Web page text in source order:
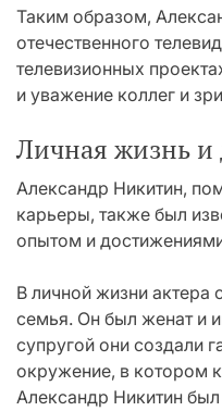
Таким образом,
отечественного
телевизионных
и уважение коллег и
Личная жизнь и
Александр Никитин,
карьеры, также был
опытом и
В личной жизни актера
семья. Он был женат и
супругой они создали
окружение, в котором
Александр Никитин